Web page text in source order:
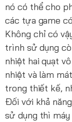
nó có thể cho
các tựa game
Không chỉ có
trình sử dụng
nhiệt hai quạt
nhiệt và làm
trong thiết kế,
Đối với khả
sử dụng thì máy